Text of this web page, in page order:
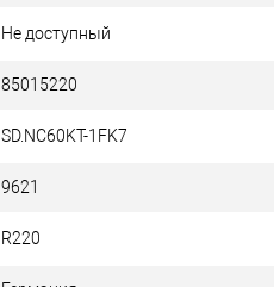
Не доступный
85015220
SD.NC60KT-1FK7
9621
R220